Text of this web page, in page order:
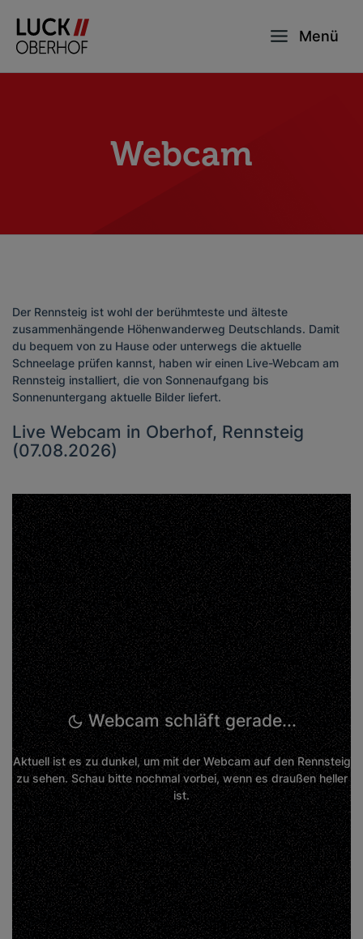
Menü
Webcam
Der Rennsteig ist wohl der berühmteste und älteste
zusammenhängende Höhenwanderweg Deutschlands. Damit
du bequem von zu Hause oder unterwegs die aktuelle
Schneelage prüfen kannst, haben wir einen Live-Webcam am
Rennsteig installiert, die von Sonnenaufgang bis
Sonnenuntergang aktuelle Bilder liefert.
Live Webcam in Oberhof, Rennsteig
(07.08.2026)
Webcam schläft gerade...
Aktuell ist es zu dunkel, um mit der Webcam auf den Rennsteig
zu sehen. Schau bitte nochmal vorbei, wenn es draußen heller
ist.